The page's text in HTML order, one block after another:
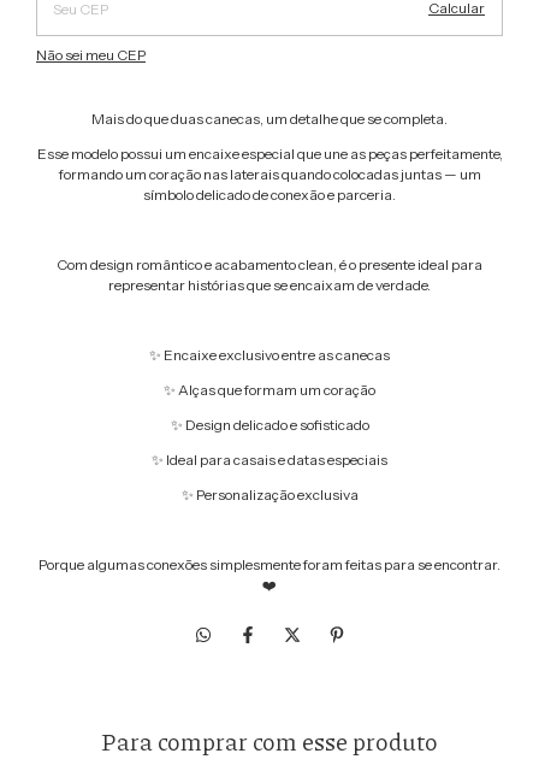
Calcular
Não sei meu CEP
Mais do que duas canecas, um detalhe que se completa.
Esse modelo possui um encaixe especial que une as peças perfeitamente,
formando um coração nas laterais quando colocadas juntas — um
símbolo delicado de conexão e parceria.
Com design romântico e acabamento clean, é o presente ideal para
representar histórias que se encaixam de verdade.
✨ Encaixe exclusivo entre as canecas
✨ Alças que formam um coração
✨ Design delicado e sofisticado
✨ Ideal para casais e datas especiais
✨ Personalização exclusiva
Porque algumas conexões simplesmente foram feitas para se encontrar.
❤️
Para comprar com esse produto